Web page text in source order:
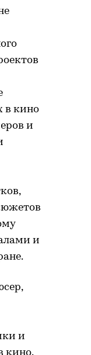
в кино
и
и
и